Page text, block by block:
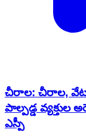
చీరాల: చీరాల,
పాల్పడ్డ వ్య‌క్తుల
ఎస్పీ